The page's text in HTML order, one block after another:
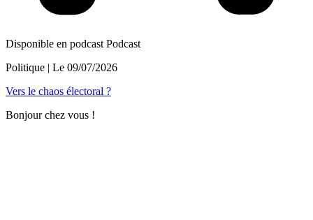
Disponible en podcast Podcast
Politique | Le 09/07/2026
Vers le chaos électoral ?
Bonjour chez vous !